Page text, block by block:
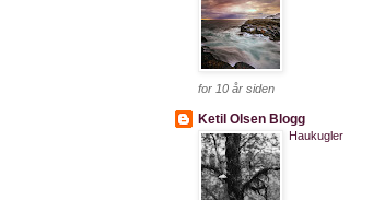
for 10 år siden
Ketil Olsen Blogg
Haukugler